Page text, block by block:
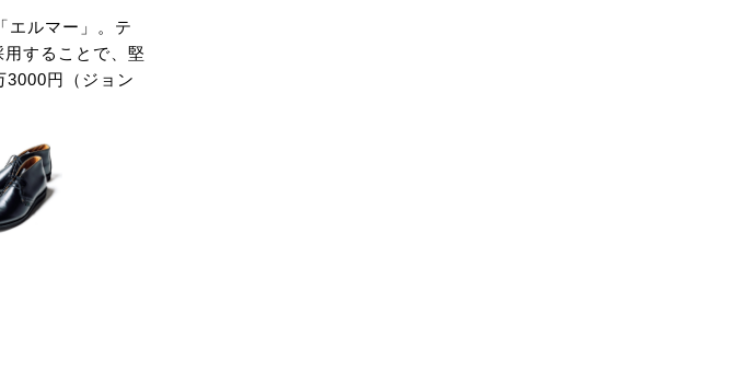
エルマー」。テ
することで、堅
3000円（ジョン